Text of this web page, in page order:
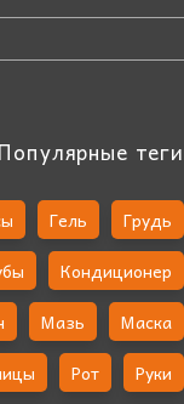
Популярные теги
Гель
Грудь
Кондиционер
Мазь
Маска
Рот Руки